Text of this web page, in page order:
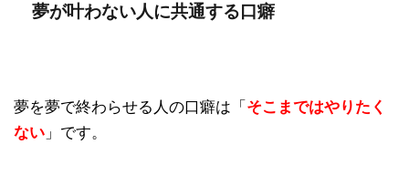
夢が叶わない人に共通する口癖
夢を夢で終わらせる人の口癖は「 そこまではやりたく
ない 」です。